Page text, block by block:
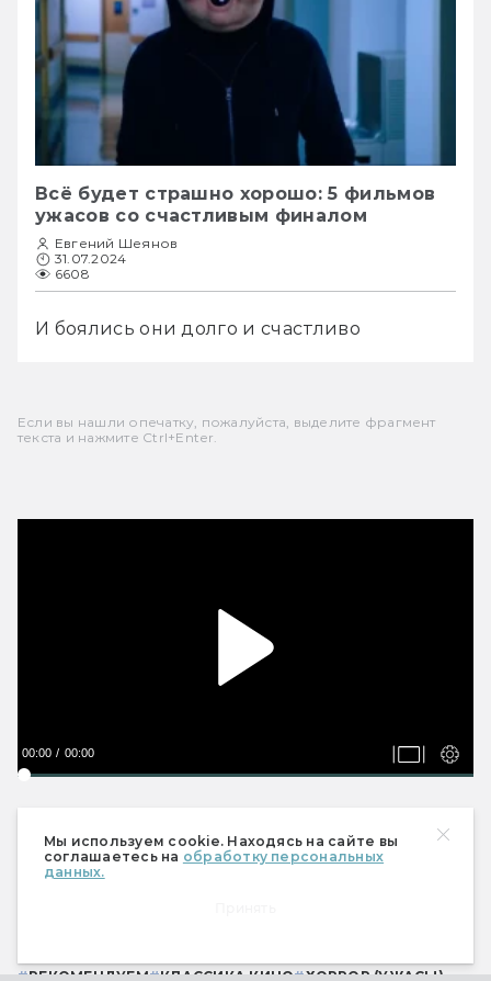
Мы используем cookie. Находясь на сайте вы
соглашаетесь на обработку персональных
данных.
Всё будет страшно хорошо: 5 фильмов
ужасов со счастливым финалом
Евгений Шеянов
31.07.2024
6608
И боялись они долго и счастливо
Если вы нашли опечатку, пожалуйста, выделите фрагмент
текста и нажмите Ctrl+Enter.
00:00 00:00
Игорь Хованский
#РЕКОМЕНДУЕМ#КЛАССИКА КИНО#ХОРРОР (УЖАСЫ)